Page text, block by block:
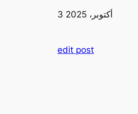
3 أكتوبر، 2025
edit post